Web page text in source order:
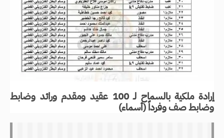
إرادة ملكية بالسماح لـ 100 عقيد ومقدم ورائد وضابط
وضابط صف وفرداً (أسماء)